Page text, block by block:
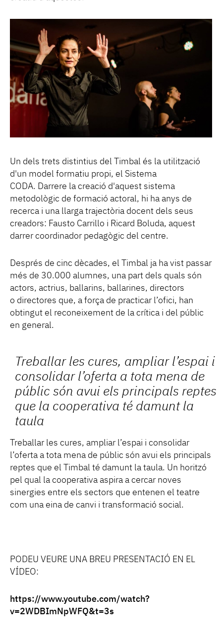
Un dels trets distintius del Timbal és la utilització
d'un model formatiu propi, el Sistema
CODA. Darrere la creació d'aquest sistema
metodològic de formació actoral, hi ha anys de
recerca i una llarga trajectòria docent dels seus
creadors: Fausto Carrillo i Ricard Boluda, aquest
darrer coordinador pedagògic del centre.
Després de cinc dècades, el Timbal ja ha vist passar
més de 30.000 alumnes, una part dels quals són
actors, actrius, ballarins, ballarines, directors
o directores que, a força de practicar l’ofici, han
obtingut el reconeixement de la crítica i del públic
en general.
Treballar les cures, ampliar l’espai i
consolidar l’oferta a tota mena de
públic són avui els principals reptes
que la cooperativa té damunt la
taula
Treballar les cures, ampliar l’espai i consolidar
l’oferta a tota mena de públic són avui els principals
reptes que el Timbal té damunt la taula. Un horitzó
pel qual la cooperativa aspira a cercar noves
sinergies entre els sectors que entenen el teatre
com una eina de canvi i transformació social.
PODEU VEURE UNA BREU PRESENTACIÓ EN EL
VÍDEO:
https://www.youtube.com/watch?
v=2WDBImNpWFQ&t=3s